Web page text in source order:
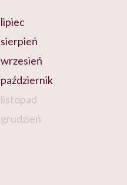
lipiec
sierpień
wrzesień
październik
listopad
grudzień